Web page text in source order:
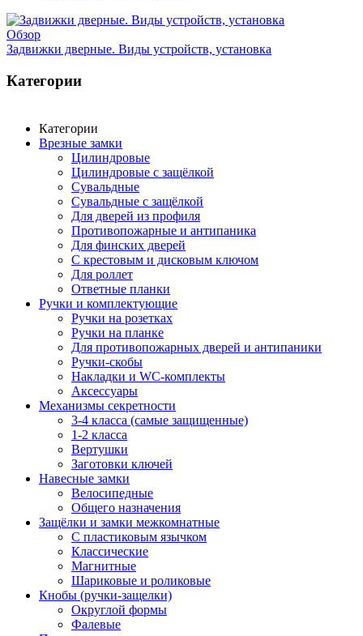
Обзор
Задвижки дверные. Виды устройств, установка
Категории
Категории
Врезные замки
Цилиндровые
Цилиндровые с защёлкой
Сувальдные
Сувальдные с защёлкой
Для дверей из профиля
Противопожарные и антипаника
Для финских дверей
С крестовым и дисковым ключом
Для роллет
Ответные планки
Ручки и комплектующие
Ручки на розетках
Ручки на планке
Для противопожарных дверей и антипаники
Ручки-скобы
Накладки и WC-комплекты
Аксессуары
Механизмы секретности
3-4 класса (самые защищенные)
1-2 класса
Вертушки
Заготовки ключей
Навесные замки
Велосипедные
Общего назначения
Защёлки и замки межкомнатные
С пластиковым язычком
Классические
Магнитные
Шариковые и роликовые
Кнобы (ручки-защелки)
Округлой формы
Фалевые